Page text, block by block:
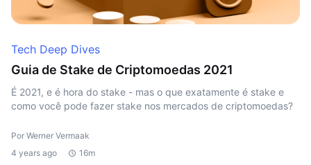
Tech Deep Dives
Guia de Stake de Criptomoedas 2021
É 2021, e é hora do stake - mas o que exatamente é stake e
como você pode fazer stake nos mercados de criptomoedas?
Por Werner Vermaak
4 years ago
16m